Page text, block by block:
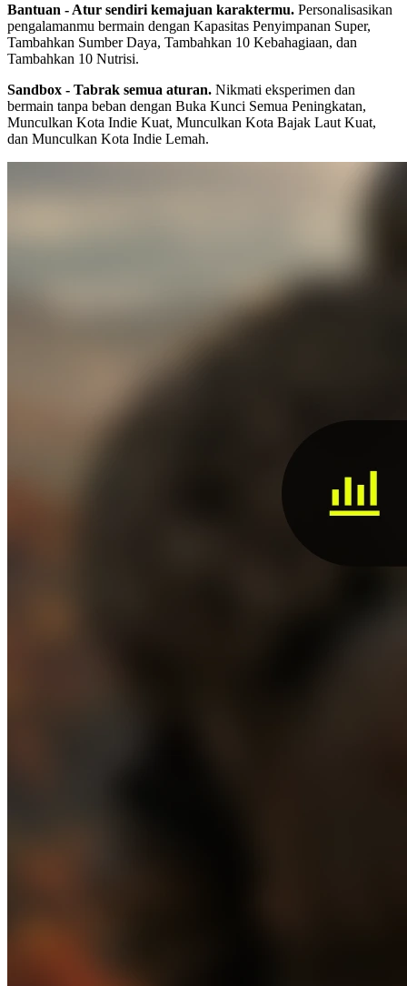
Bantuan - Atur sendiri kemajuan karaktermu. Personalisasikan
pengalamanmu bermain dengan Kapasitas Penyimpanan Super,
Tambahkan Sumber Daya, Tambahkan 10 Kebahagiaan, dan
Tambahkan 10 Nutrisi.
Sandbox - Tabrak semua aturan. Nikmati eksperimen dan
bermain tanpa beban dengan Buka Kunci Semua Peningkatan,
Munculkan Kota Indie Kuat, Munculkan Kota Bajak Laut Kuat,
dan Munculkan Kota Indie Lemah.